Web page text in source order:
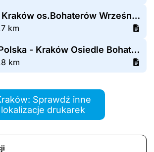
Żabka - Kraków os.Bohaterów Września 39D
km
Poczta Polska - Kraków Osiedle Bohaterów Września
km
Sprawdź inne
lokalizacje drukarek